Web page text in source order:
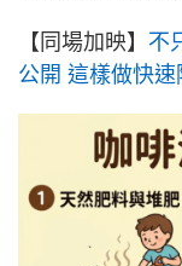
【同場加映】 不
公開 這樣做快